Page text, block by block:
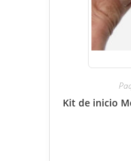
Kit de inicio